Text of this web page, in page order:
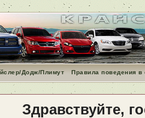
Додж/Плимут Правила поведения
Здравствуйте,